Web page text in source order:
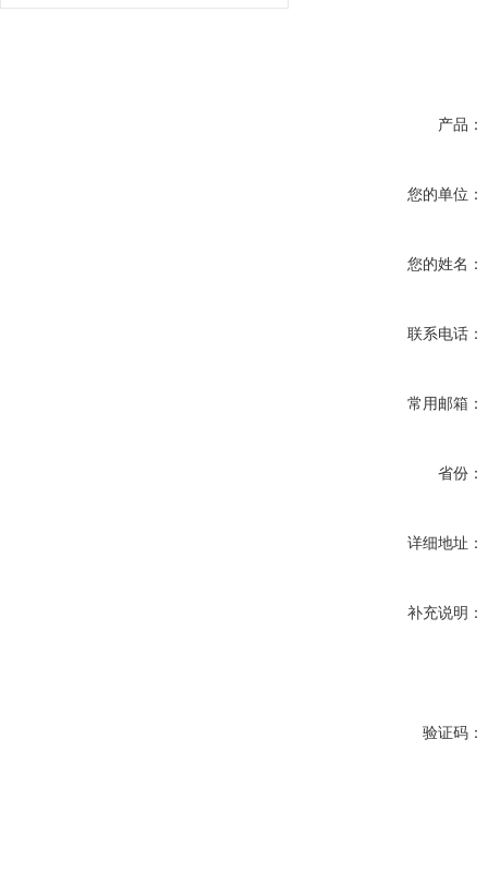
产品：
您的单位：
您的姓名：
联系电话：
常用邮箱：
省份：
详细地址：
补充说明：
验证码：